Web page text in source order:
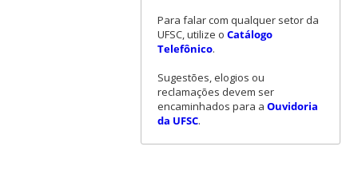
Para falar com qualquer setor da
UFSC, utilize o Catálogo
Telefônico.
Sugestões, elogios ou
reclamações devem ser
encaminhados para a Ouvidoria
da UFSC.